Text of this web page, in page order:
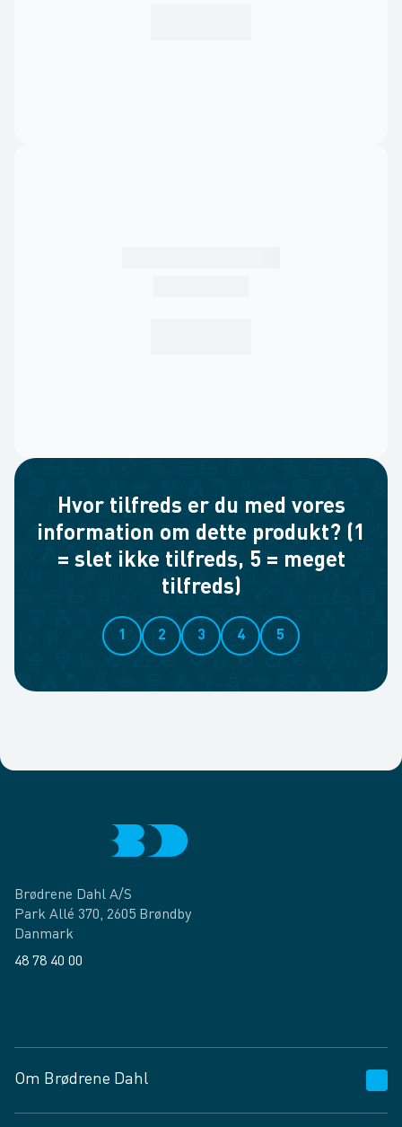
Hvor tilfreds er du med vores
information om dette produkt? (1
= slet ikke tilfreds, 5 = meget
tilfreds)
1 2 3 4 5
Brødrene Dahl A/S
Park Allé 370, 2605 Brøndby
Danmark
48 78 40 00
Om Brødrene Dahl